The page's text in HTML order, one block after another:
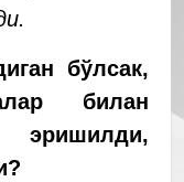
бўлсак,
билан
эришилди,